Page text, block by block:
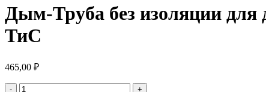
Дым-Труба без изоляции
ТиС
465,00 ₽